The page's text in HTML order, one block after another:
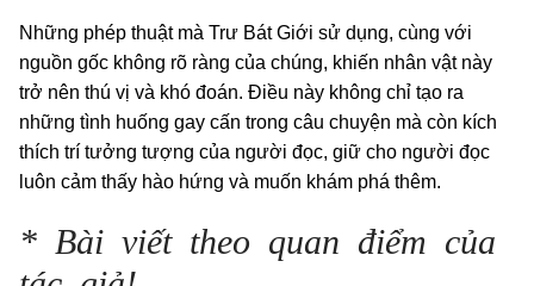
Những phép thuật mà Trư Bát Giới sử dụng, cùng với
nguồn gốc không rõ ràng của chúng, khiến nhân vật này
trở nên thú vị và khó đoán. Điều này không chỉ tạo ra
những tình huống gay cấn trong câu chuyện mà còn kích
thích trí tưởng tượng của người đọc, giữ cho người đọc
luôn cảm thấy hào hứng và muốn khám phá thêm.
* Bài viết theo quan điểm của